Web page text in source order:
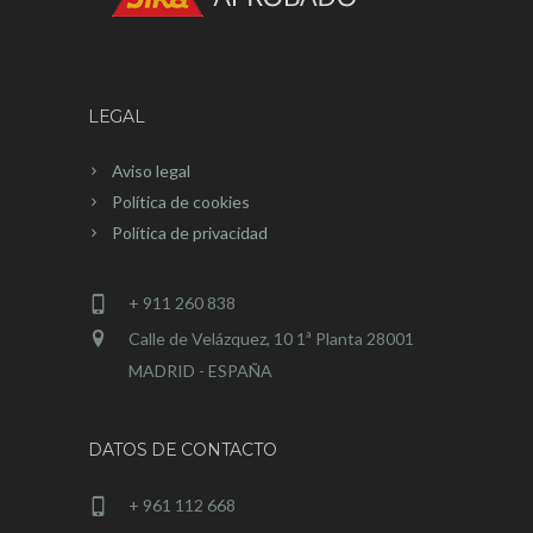
LEGAL
Aviso legal
Política de cookies
Política de privacidad
+ 911 260 838
Calle de Velázquez, 10 1ª Planta 28001
MADRID - ESPAÑA
DATOS DE CONTACTO
+ 961 112 668